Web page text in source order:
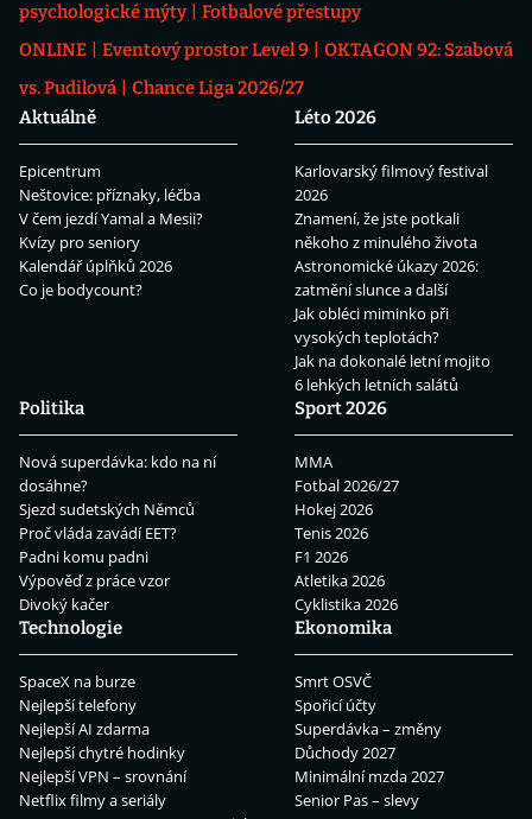
psychologické mýty
Fotbalové přestupy
ONLINE
Eventový prostor Level 9
OKTAGON 92: Szabová
vs. Pudilová
Chance Liga 2026/27
Aktuálně
Epicentrum
Neštovice: příznaky, léčba
V čem jezdí Yamal a Mesii?
Kvízy pro seniory
Kalendář úplňků 2026
Co je bodycount?
Léto 2026
Karlovarský filmový festival
2026
Znamení, že jste potkali
někoho z minulého života
Astronomické úkazy 2026:
zatmění slunce a další
Jak obléci miminko při
vysokých teplotách?
Jak na dokonalé letní mojito
6 lehkých letních salátů
Politika
Nová superdávka: kdo na ní
dosáhne?
Sjezd sudetských Němců
Proč vláda zavádí EET?
Padni komu padni
Výpověď z práce vzor
Divoký kačer
Sport 2026
MMA
Fotbal 2026/27
Hokej 2026
Tenis 2026
F1 2026
Atletika 2026
Cyklistika 2026
Technologie
SpaceX na burze
Nejlepší telefony
Nejlepší AI zdarma
Nejlepší chytré hodinky
Nejlepší VPN – srovnání
Netflix filmy a seriály
Ekonomika
Smrt OSVČ
Spořicí účty
Superdávka – změny
Důchody 2027
Minimální mzda 2027
Senior Pas – slevy